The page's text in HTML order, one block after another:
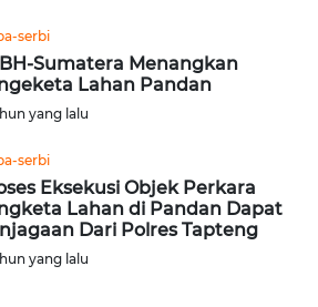
serbi
Sumatera Menangkan
Lahan Pandan
yang lalu
serbi
Eksekusi Objek Perkara
Lahan di Pandan Dapat
Dari Polres Tapteng
yang lalu